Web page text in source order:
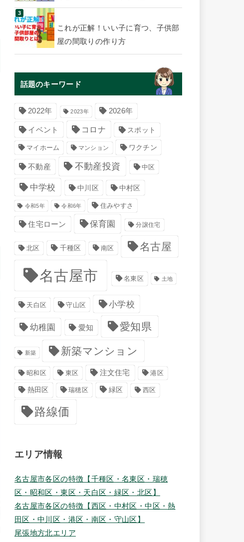
これが正解！いい子に育つ、子供部
屋の間取りの作り方
話題のキーワード
2022年 2023年 2026年
イベント コロナ スポット
マイホーム マンション ワクチン
不動産 不動産投資 中区
中学校 中川区 中村区
令和5年 令和6年 住みやすさ
住宅ローン 保育園 分譲住宅
北区 千種区 南区 名古屋
名古屋市 名東区 土地
天白区 守山区 小学校
幼稚園 愛知 愛知県
新築 新築マンション
昭和区 東区 注文住宅 港区
熱田区 瑞穂区 緑区 西区
路線価
エリア情報
名古屋市各区の特徴【千種区・名東区・瑞穂
区・昭和区・東区・天白区・緑区・北区】
名古屋市各区の特徴【西区・中村区・中区・熱
田区・中川区・港区・南区・守山区】
尾張地方北エリア